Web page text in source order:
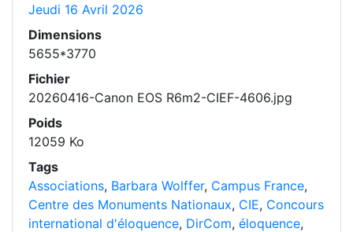
Jeudi 16 Avril 2026
Dimensions
5655*3770
Fichier
20260416-Canon EOS R6m2-CIEF-4606.jpg
Poids
12059 Ko
Tags
Associations, Barbara Wolffer, Campus France,
Centre des Monuments Nationaux, CIE, Concours
international d'éloquence, DirCom, éloquence,